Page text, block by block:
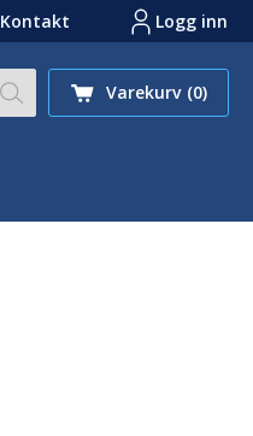
Kontakt Logg inn
Søk på nettstedet
Varekurv (0)